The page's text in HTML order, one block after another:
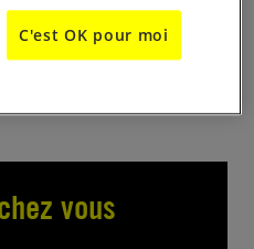
Matteo Garrone.
55677Z
vous
C'est OK pour moi